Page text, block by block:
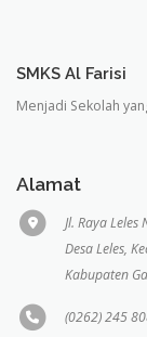
SMKS Al Farisi
Menjadi Sekolah
Alamat
Jl. Raya Leles
Desa Leles,
Kabupaten
(0262) 245